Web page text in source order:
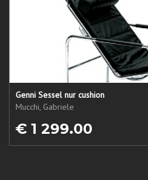
Genni Sessel nur cushion
Mucchi, Gabriele
€ 1 299.00